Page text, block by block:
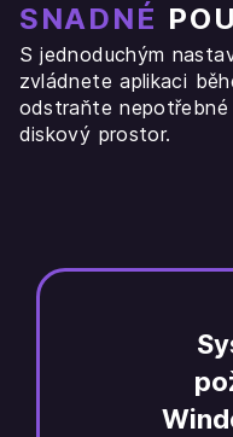
SNADNÉ
S jednoduchým
zvládnete aplikaci
odstraňte
diskový prostor.